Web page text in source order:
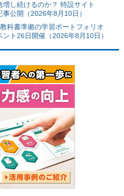
し続けるのか？ 特設サイト
事公開（2026年8月10日）
科書準拠の学習ポートフォリオ
ト26日開催（2026年8月10日）